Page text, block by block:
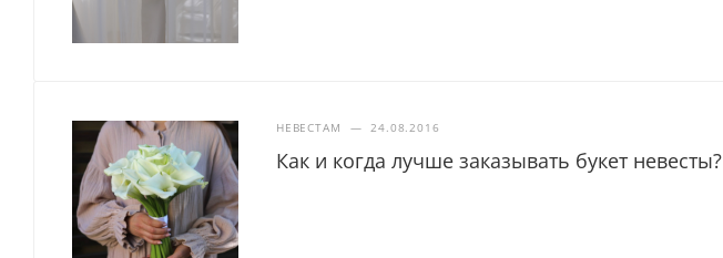
НЕВЕСТАМ — 24.08.2016
Как и когда лучше заказывать букет невесты?